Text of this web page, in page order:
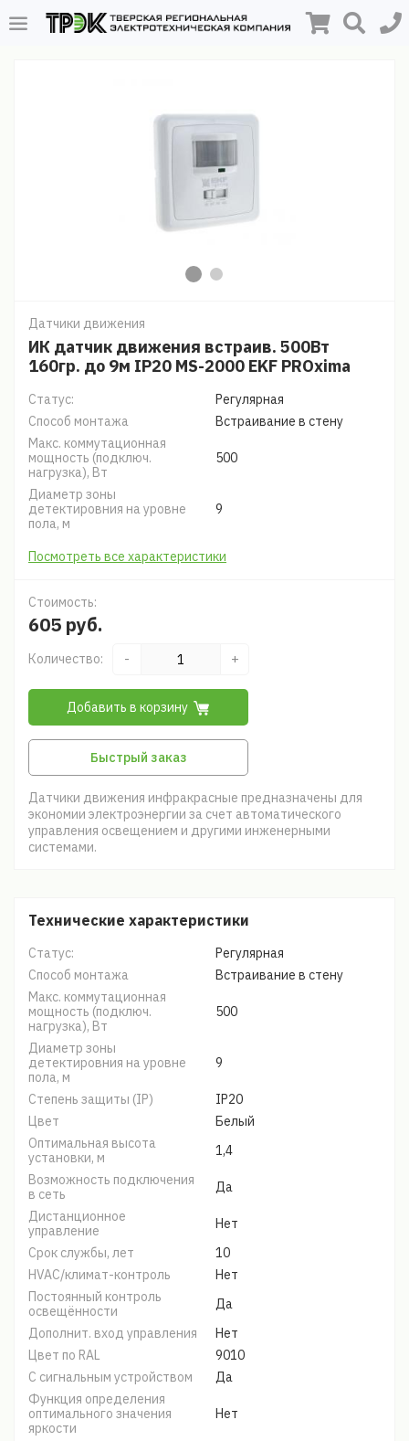
Датчики движения
ИК датчик движения встраив. 500Вт
160гр. до 9м IP20 MS-2000 EKF PROxima
Статус:
Регулярная
Способ монтажа
Встраивание в стену
Макс. коммутационная
мощность (подключ.
нагрузка), Вт
500
Диаметр зоны
детектировния на уровне
пола, м
9
Посмотреть все характеристики
Стоимость:
605 руб.
Количество: - +
Добавить в корзину
Быстрый заказ
Датчики движения инфракрасные предназначены для
экономии электроэнергии за счет автоматического
управления освещением и другими инженерными
системами.
Технические характеристики
Статус:
Регулярная
Способ монтажа
Встраивание в стену
Макс. коммутационная
мощность (подключ.
нагрузка), Вт
500
Диаметр зоны
детектировния на уровне
пола, м
9
Степень защиты (IP)
IP20
Цвет
Белый
Оптимальная высота
установки, м
1,4
Возможность подключения
в сеть
Да
Дистанционное
управление
Нет
Срок службы, лет
10
HVAC/климат-контроль
Нет
Постоянный контроль
освещённости
Да
Дополнит. вход управления
Нет
Цвет по RAL
9010
С сигнальным устройством
Да
Функция определения
оптимального значения
яркости
Нет